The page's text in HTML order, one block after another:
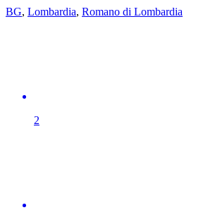
BG, Lombardia, Romano di Lombardia
2